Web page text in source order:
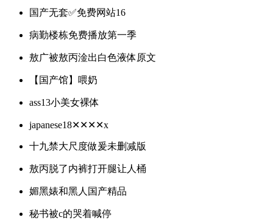
国产无套✅免费网站16
病勤楼栋免费播放第一季
敖广被敖丙淦出白色液体原文
【国产馆】喂奶
ass13小美女裸体
japanese18✕✕✕✕x
十九禁大尺度做爰未删减版
敖丙脱了内裤打开腿让人桶
媚黑婊和黑人国产精品
秘书被c的哭着喊停